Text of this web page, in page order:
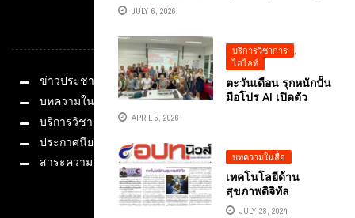
สื่อสินค้าด้วย AI ขาย
ออนไลน์ผ่าน
TIKTOK SHOP” ให้
กับ การเคหะแห่งชาติ
JULY 6, 2026
บริการวิชาการ
,
ไฮไลท์
ตะวันเดือน รุกหนักปั้น
มือโปร AI เปิดตัว
แก่สมาชิกตะวันเดือน
แบบจับมือทำ “ใช้ AI
ยกระดับ SOFT
POWER ...
APRIL 5, 2026
บทความในสื่อ
เทคโนโลยีด้าน
สุขภาพดิจิทัล
บทความหนังสือพิมพ์
JULY 28, 2024
หมวดหมู่
ข่าวประชาสัมพันธ์
บทความในสื่อ
บริการวิชาการ
ประกาศนียบัตร
สาระความรู้